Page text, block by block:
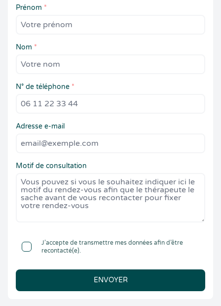
Prénom *
Nom *
N° de téléphone *
Adresse e-mail
Motif de consultation
J’accepte de transmettre mes données afin d’être
recontacté(e).
ENVOYER